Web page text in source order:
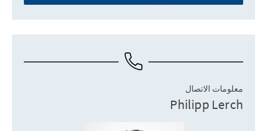
معلومات الاتصال
Philipp Lerch